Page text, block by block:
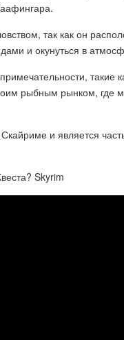
так как он
и окунуться в
такие
рыбным рынком,
и является
Skyrim